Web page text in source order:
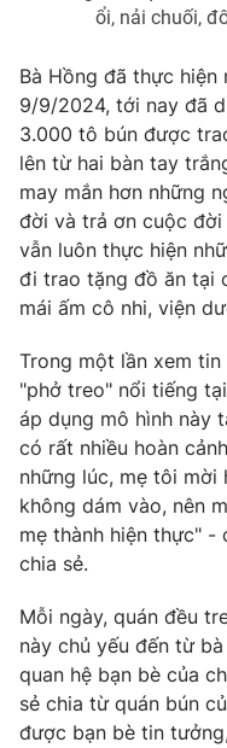
ổi, nải chuối,
Bà Hồng đã thực
9/9/2024, tới nay đã
3.000 tô bún được
lên từ hai bàn tay
may mắn hơn những
đời và trả ơn cuộc đời
vẫn luôn thực hiện
đi trao tặng đồ ăn tại
mái ấm cô nhi, viện
Trong một lần xem
"phở treo" nổi tiếng
áp dụng mô hình này
có rất nhiều hoàn
những lúc, mẹ tôi mời
không dám vào, nên
mẹ thành hiện thực" -
chia sẻ.
Mỗi ngày, quán đều
này chủ yếu đến từ
quan hệ bạn bè của
sẻ chia từ quán bún
được bạn bè tin